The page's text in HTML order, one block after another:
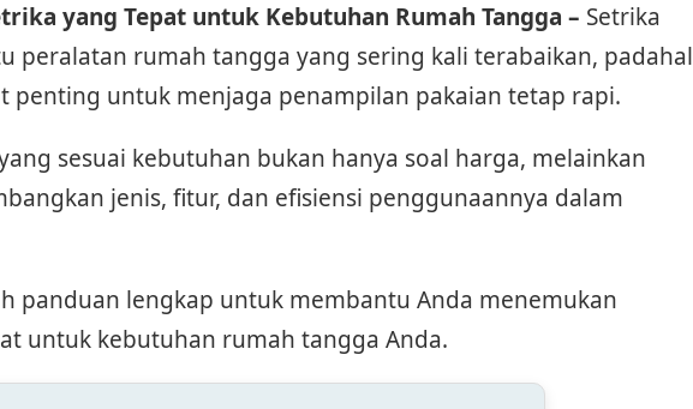
yang Tepat untuk Kebutuhan Rumah Tangga – Setrika
peralatan rumah tangga yang sering kali terabaikan, padahal
penting untuk menjaga penampilan pakaian tetap rapi.
sesuai kebutuhan bukan hanya soal harga, melainkan
jenis, fitur, dan efisiensi penggunaannya dalam
panduan lengkap untuk membantu Anda menemukan
untuk kebutuhan rumah tangga Anda.